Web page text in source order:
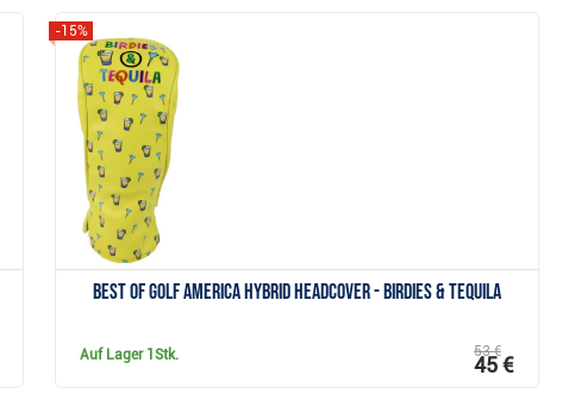
Best of Golf America hybrid headcover - Birdies & Tequila
-15%
Auf Lager 1Stk. 53 €
45 €